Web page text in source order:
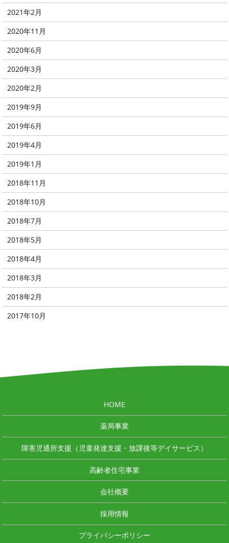
2021年2月
2020年11月
2020年6月
2020年3月
2020年2月
2019年9月
2019年6月
2019年4月
2019年1月
2018年11月
2018年10月
2018年7月
2018年5月
2018年4月
2018年3月
2018年2月
2017年10月
HOME
薬局事業
障害児通所支援（児童発達支援・放課後等デイサービス）
高齢者住宅事業
会社概要
採用情報
プライバシーポリシー